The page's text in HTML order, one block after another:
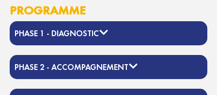
PROGRAMME
PHASE 1 - DIAGNOSTIC
PHASE 2 - ACCOMPAGNEMENT